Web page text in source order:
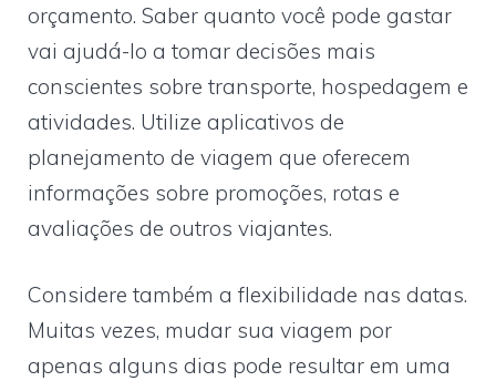
orçamento. Saber quanto você pode gastar
vai ajudá-lo a tomar decisões mais
conscientes sobre transporte, hospedagem e
atividades. Utilize aplicativos de
planejamento de viagem que oferecem
informações sobre promoções, rotas e
avaliações de outros viajantes.
Considere também a flexibilidade nas datas.
Muitas vezes, mudar sua viagem por
apenas alguns dias pode resultar em uma